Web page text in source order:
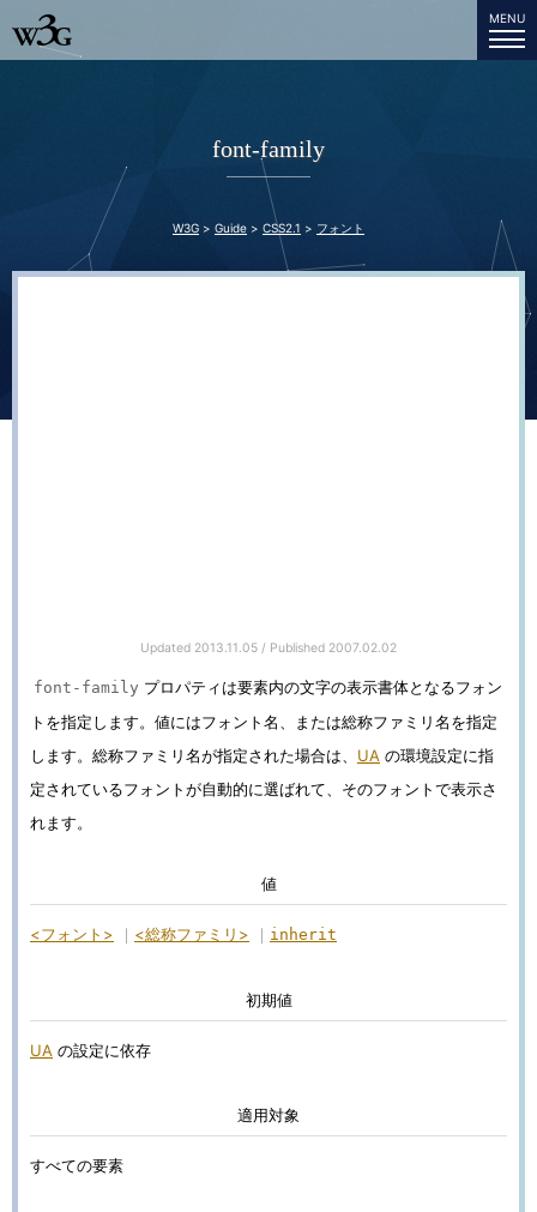
MENU
font-family
W3G Guide CSS2.1 フォント
Updated 2013.11.05 / Published 2007.02.02
font-family プロパティは要素内の文字の表示書体となるフォン
トを指定します。値にはフォント名、または総称ファミリ名を指定
します。総称ファミリ名が指定された場合は、 UA の環境設定に指
定されているフォントが自動的に選ばれて、そのフォントで表示さ
れます。
値
<フォント> <総称ファミリ> inherit
初期値
UA の設定に依存
適用対象
すべての要素